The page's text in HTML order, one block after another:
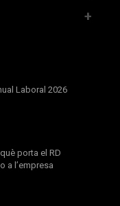
Laboral 2026
porta el RD
a l’empresa